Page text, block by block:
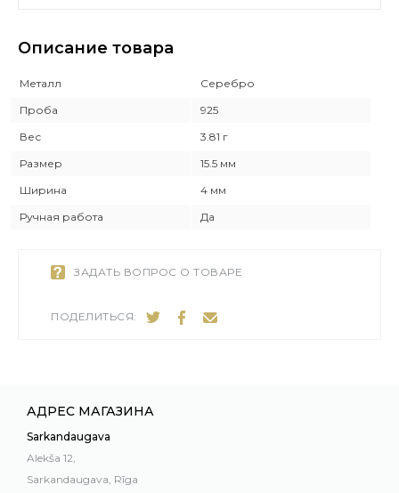
Описание товара
Металл
Серебро
Проба
925
Вес
3.81 г
Размер
15.5 мм
Ширина
4 мм
Ручная работа
Да
ЗАДАТЬ ВОПРОС О ТОВАРЕ
ПОДЕЛИТЬСЯ:
АДРЕС МАГАЗИНА
Sarkandaugava
Alekša 12,
Sarkandaugava, Rīga